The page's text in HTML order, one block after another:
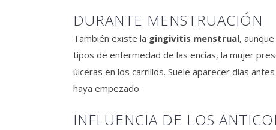
DURANTE MENSTRUACIÓN
También existe la gingivitis menstrual,
tipos de enfermedad de las encías, la mujer
úlceras en los carrillos. Suele aparecer días
haya empezado.
INFLUENCIA DE LOS